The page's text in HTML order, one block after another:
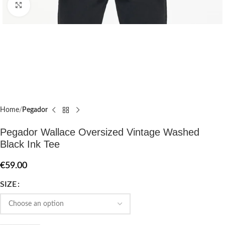
Click to enlarge
Home Pegador​
Pegador Wallace Oversized Vintage Washed
Black Ink Tee
€59.00
SIZE